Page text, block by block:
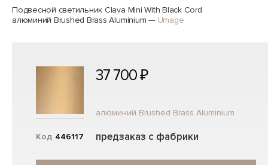
Подвесной светильник Clava Mini With Black Cord
алюминий Brushed Brass Aluminium — Umage
Код 446117
37 700 ₽
алюминий Brushed Brass Aluminium
предзаказ с фабрики